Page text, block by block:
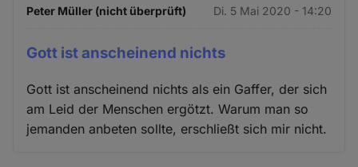
Peter Müller (nicht überprüft) Di. 5 Mai 2020 - 14:20
Gott ist anscheinend nichts
Gott ist anscheinend nichts als ein Gaffer, der sich
am Leid der Menschen ergötzt. Warum man so
jemanden anbeten sollte, erschließt sich mir nicht.